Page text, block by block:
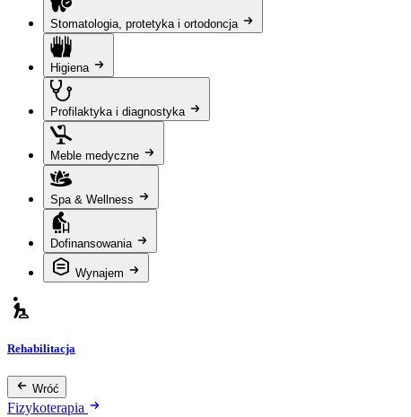
Stomatologia, protetyka i ortodoncja
Higiena
Profilaktyka i diagnostyka
Meble medyczne
Spa & Wellness
Dofinansowania
Wynajem
Rehabilitacja
Wróć
Fizykoterapia